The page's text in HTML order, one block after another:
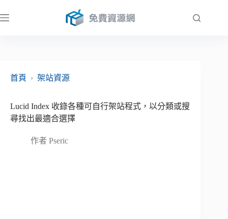
至
首頁
› 架站資源
Lucid Index 收錄各種可自行架站程式，以分類或搜
尋找出最適合選擇
作者 Pseric